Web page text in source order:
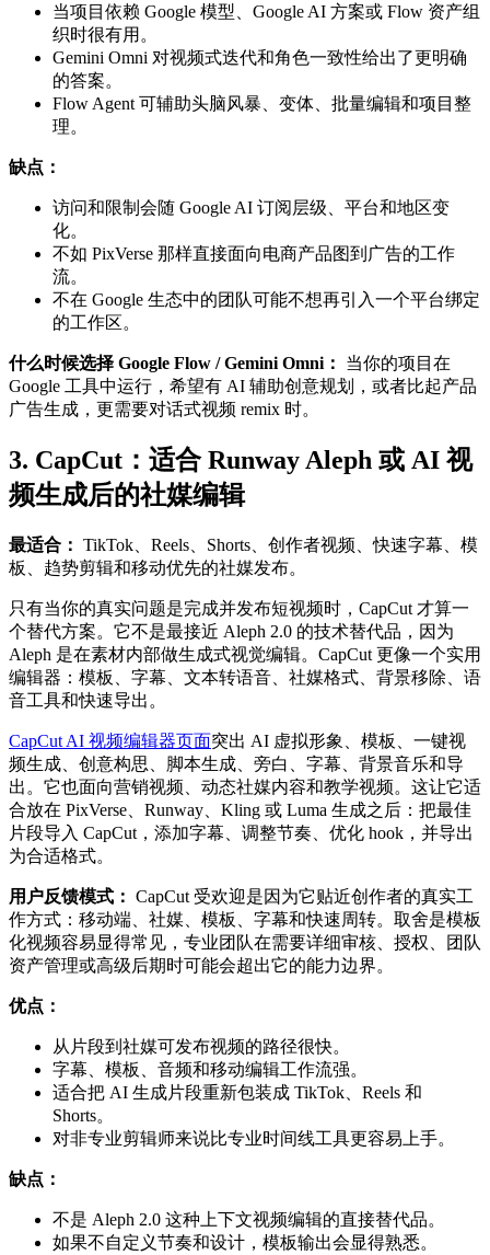
当项目依赖 Google 模型、Google AI 方案或 Flow 资产组
织时很有用。
Gemini Omni 对视频式迭代和角色一致性给出了更明确
的答案。
Flow Agent 可辅助头脑风暴、变体、批量编辑和项目整
理。
缺点：
访问和限制会随 Google AI 订阅层级、平台和地区变
化。
不如 PixVerse 那样直接面向电商产品图到广告的工作
流。
不在 Google 生态中的团队可能不想再引入一个平台绑定
的工作区。
什么时候选择 Google Flow / Gemini Omni：
当你的项目在
Google 工具中运行，希望有 AI 辅助创意规划，或者比起产品
广告生成，更需要对话式视频 remix 时。
3. CapCut：适合 Runway Aleph 或 AI 视
频生成后的社媒编辑
最适合： TikTok、Reels、Shorts、创作者视频、快速字幕、模
板、趋势剪辑和移动优先的社媒发布。
只有当你的真实问题是完成并发布短视频时，CapCut 才算一
个替代方案。它不是最接近 Aleph 2.0 的技术替代品，因为
Aleph 是在素材内部做生成式视觉编辑。CapCut 更像一个实用
编辑器：模板、字幕、文本转语音、社媒格式、背景移除、语
音工具和快速导出。
CapCut AI 视频编辑器页面突出 AI 虚拟形象、模板、一键视
频生成、创意构思、脚本生成、旁白、字幕、背景音乐和导
出。它也面向营销视频、动态社媒内容和教学视频。这让它适
合放在 PixVerse、Runway、Kling 或 Luma 生成之后：把最佳
片段导入 CapCut，添加字幕、调整节奏、优化 hook，并导出
为合适格式。
用户反馈模式： CapCut 受欢迎是因为它贴近创作者的真实工
作方式：移动端、社媒、模板、字幕和快速周转。取舍是模板
化视频容易显得常见，专业团队在需要详细审核、授权、团队
资产管理或高级后期时可能会超出它的能力边界。
优点：
从片段到社媒可发布视频的路径很快。
字幕、模板、音频和移动编辑工作流强。
适合把 AI 生成片段重新包装成 TikTok、Reels 和
Shorts。
对非专业剪辑师来说比专业时间线工具更容易上手。
缺点：
不是 Aleph 2.0 这种上下文视频编辑的直接替代品。
如果不自定义节奏和设计，模板输出会显得熟悉。